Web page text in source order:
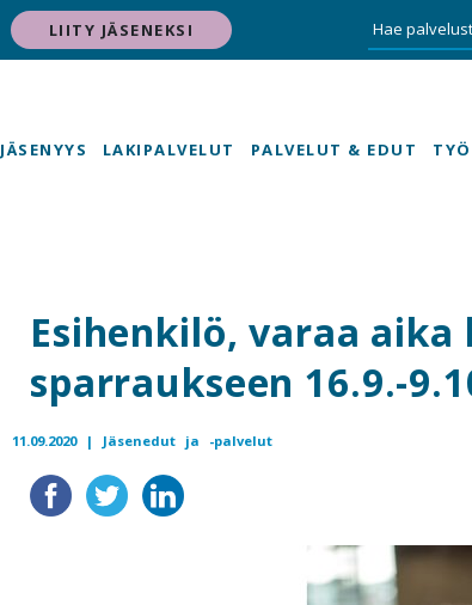
LIITY JÄSENEKSI
JÄSENYYS LAKIPALVELUT PALVELUT & EDUT
Esihenkilö, varaa
sparraukseen 16.9.-
11.09.2020 | Jäsenedut ja -palvelut